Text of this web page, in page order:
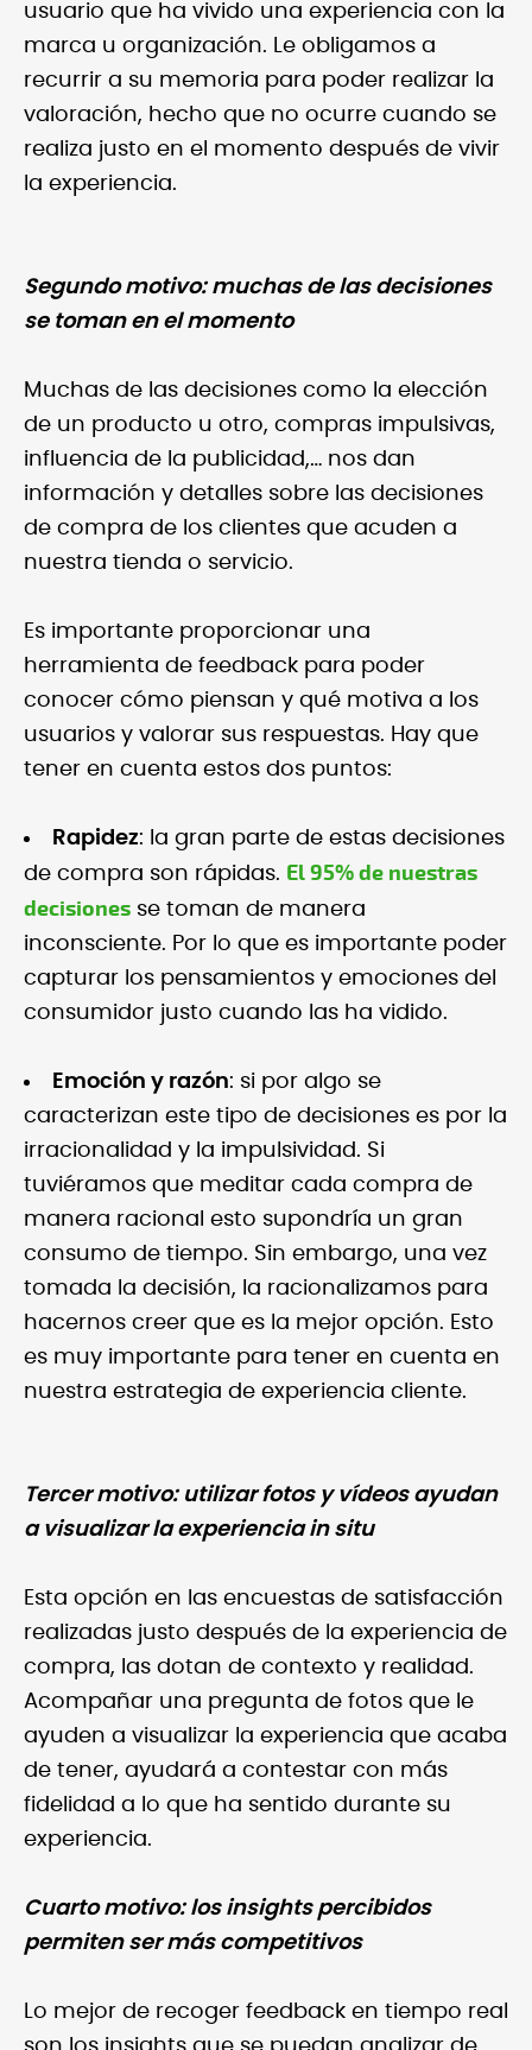
usuario que ha vivido una experiencia con la
marca u organización. Le obligamos a
recurrir a su memoria para poder realizar la
valoración, hecho que no ocurre cuando se
realiza justo en el momento después de vivir
la experiencia.
Segundo motivo: muchas de las decisiones
se toman en el momento
Muchas de las decisiones como la elección
de un producto u otro, compras impulsivas,
influencia de la publicidad,… nos dan
información y detalles sobre las decisiones
de compra de los clientes que acuden a
nuestra tienda o servicio.
Es importante proporcionar una
herramienta de feedback para poder
conocer cómo piensan y qué motiva a los
usuarios y valorar sus respuestas. Hay que
tener en cuenta estos dos puntos:
Rapidez: la gran parte de estas decisiones
de compra son rápidas. El 95% de nuestras
decisiones se toman de manera
inconsciente. Por lo que es importante poder
capturar los pensamientos y emociones del
consumidor justo cuando las ha vidido.
Emoción y razón: si por algo se
caracterizan este tipo de decisiones es por la
irracionalidad y la impulsividad. Si
tuviéramos que meditar cada compra de
manera racional esto supondría un gran
consumo de tiempo. Sin embargo, una vez
tomada la decisión, la racionalizamos para
hacernos creer que es la mejor opción. Esto
es muy importante para tener en cuenta en
nuestra estrategia de experiencia cliente.
Tercer motivo: utilizar fotos y vídeos ayudan
a visualizar la experiencia in situ
Esta opción en las encuestas de satisfacción
realizadas justo después de la experiencia de
compra, las dotan de contexto y realidad.
Acompañar una pregunta de fotos que le
ayuden a visualizar la experiencia que acaba
de tener, ayudará a contestar con más
fidelidad a lo que ha sentido durante su
experiencia.
Cuarto motivo: los insights percibidos
permiten ser más competitivos
Lo mejor de recoger feedback en tiempo real